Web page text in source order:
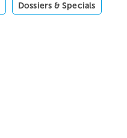
Dossiers & Specials